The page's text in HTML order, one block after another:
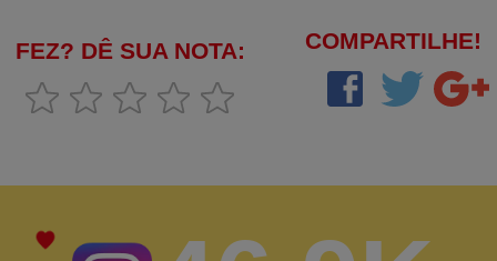
FEZ? DÊ SUA NOTA: COMPARTILHE!